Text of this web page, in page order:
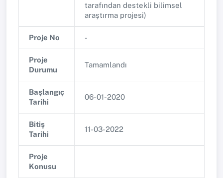
tarafından destekli bilimsel
araştırma projesi)
Proje No -
Proje
Durumu
Tamamlandı
Başlangıç
Tarihi
06-01-2020
Bitiş
Tarihi
11-03-2022
Proje
Konusu